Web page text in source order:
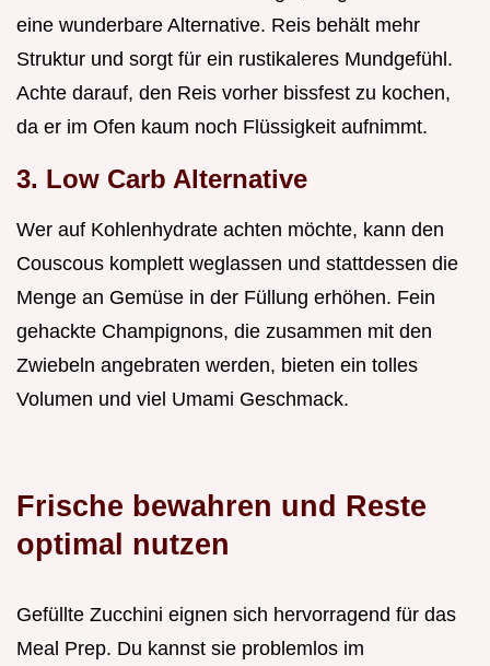
eine wunderbare Alternative. Reis behält mehr
Struktur und sorgt für ein rustikaleres Mundgefühl.
Achte darauf, den Reis vorher bissfest zu kochen,
da er im Ofen kaum noch Flüssigkeit aufnimmt.
3. Low Carb Alternative
Wer auf Kohlenhydrate achten möchte, kann den
Couscous komplett weglassen und stattdessen die
Menge an Gemüse in der Füllung erhöhen. Fein
gehackte Champignons, die zusammen mit den
Zwiebeln angebraten werden, bieten ein tolles
Volumen und viel Umami Geschmack.
Frische bewahren und Reste
optimal nutzen
Gefüllte Zucchini eignen sich hervorragend für das
Meal Prep. Du kannst sie problemlos im